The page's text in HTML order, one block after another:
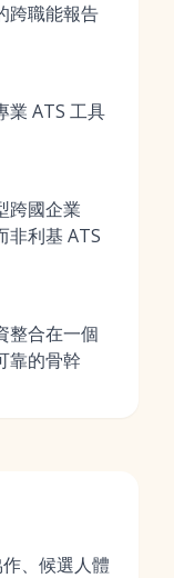
跨職能報告
業 ATS 工具
跨國企業
非利基 ATS
整合在一個
靠的骨幹
、候選人體